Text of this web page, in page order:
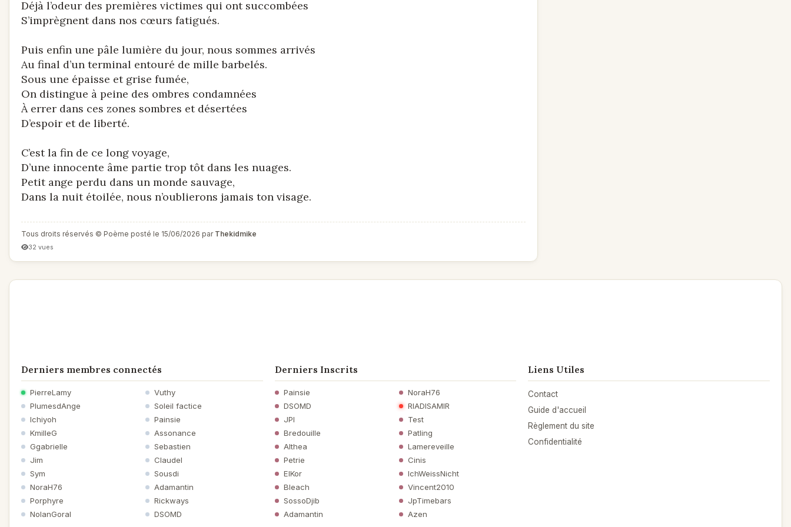
Déjà l’odeur des premières victimes qui ont succombées
S’imprègnent dans nos cœurs fatigués.
Puis enfin une pâle lumière du jour, nous sommes arrivés
Au final d’un terminal entouré de mille barbelés.
Sous une épaisse et grise fumée,
On distingue à peine des ombres condamnées
À errer dans ces zones sombres et désertées
D’espoir et de liberté.
C’est la fin de ce long voyage,
D’une innocente âme partie trop tôt dans les nuages.
Petit ange perdu dans un monde sauvage,
Dans la nuit étoilée, nous n’oublierons jamais ton visage.
Tous droits réservés © Poème posté le 15/06/2026 par Thekidmike
32 vues
Derniers membres connectés
PierreLamy
Vuthy
PlumesdAnge
Soleil factice
Ichiyoh
Painsie
KmilleG
Assonance
Ggabrielle
Sebastien
Jim
Claudel
Sym
Sousdi
NoraH76
Adamantin
Porphyre
Rickways
NolanGoral
DSOMD
Derniers Inscrits
Painsie
NoraH76
DSOMD
RIADISAMIR
JPI
Test
Bredouille
Patling
Althea
Lamereveille
Petrie
Cinis
ElKor
IchWeissNicht
Bleach
Vincent2010
SossoDjib
JpTimebars
Adamantin
Azen
Liens Utiles
Contact
Guide d'accueil
Règlement du site
Confidentialité